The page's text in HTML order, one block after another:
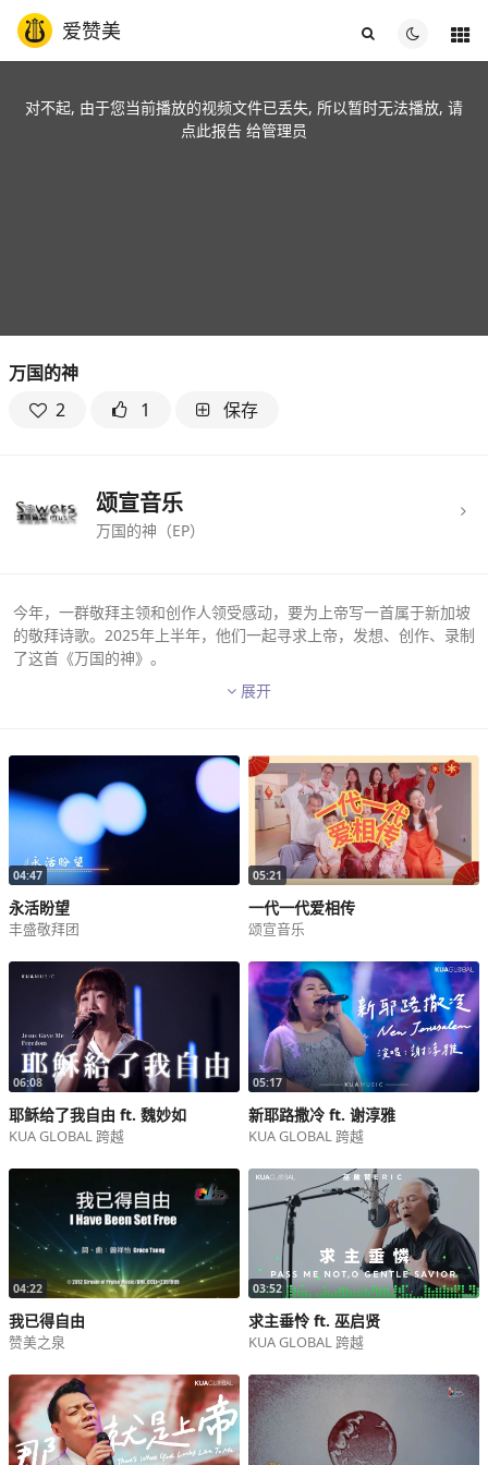
爱赞美
对不起, 由于您当前播放的视频文件已丢失, 所以暂时无法播放, 请
点此报告 给管理员
万国的神
2 1 保存
颂宣音乐
万国的神（EP）
今年，一群敬拜主领和创作人领受感动，要为上帝写一首属于新加坡
的敬拜诗歌。2025年上半年，他们一起寻求上帝，发想、创作、录制
了这首《万国的神》。
反思这首歌诞生的过程，爱新加坡主席张福裕牧师说：”一城一家自相
这首歌从筹备到完成都形成了合一的美丽景象 — 来自不同背景的歌手
和乐手同心同声敬拜独一的主。各族、各民、各方、各国因着自身文
化与处境，以独特的方式敬拜上帝。我们盼望这首歌能展现出新加坡
基督徒对传福音的热情！“
监制：张福裕牧师（爱新加坡主席）
制作人：陈主恩牧师（圣公会救主堂）
周利龙（The City Church）
张淑娟（Every Nation Church Singapore）陆斯琦（希望教会）
陈主恩牧师（圣公会救主堂）
中译词：陈主恩牧师（圣公会救主堂）
键盘：吴庆麟（圣公会复活堂）
钢琴：张俊彦（极地引力音乐）
架子鼓：陈曦（圣公会救主堂）
贝斯：刘慎宜传道（更新基督教会）
主领兼吉他：陈主恩牧师（圣公会救主堂
伴唱兼吉他：徐大卫传道（圣公会救主堂）
伴唱：陆斯琦（希望教会）｜ 李美樱（希望教会）
和声：陈施琦（圣公会救主堂）
编曲：B.Y.（颂宣音乐）
混音：A.J.（颂宣音乐）
Verse 1:
让我们成为祷告殿
圣洁之祭 献上祢座前
以心灵 诚实敬拜
展开
04:47
永活盼望
丰盛敬拜团
05:21
一代一代爱相传
颂宣音乐
06:08
耶稣给了我自由 ft. 魏妙如
KUA GLOBAL 跨越
05:17
新耶路撒冷 ft. 谢淳雅
KUA GLOBAL 跨越
04:22
我已得自由
赞美之泉
03:52
求主垂怜 ft. 巫启贤
KUA GLOBAL 跨越